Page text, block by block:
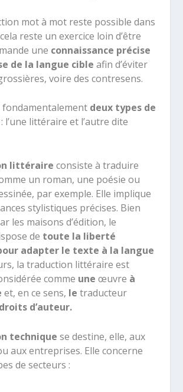
mot à mot reste possible dans
reste un exercice loin d’être
une connaissance précise
de la langue cible afin d’éviter
voire des contresens.
deux types de
: l’une littéraire et l’autre dite
littéraireconsiste à traduire
un roman, une poésie ou
par exemple. Elle implique
stylistiques précises. Bien
les maisons d’édition, le
de toute la liberté
adapter le texte à la langue
la traduction littéraire est
comme uneœuvre à
et, en ce sens, letraducteur
d’auteur.
techniquese destine, elle, aux
aux entreprises. Elle concerne
de secteurs :